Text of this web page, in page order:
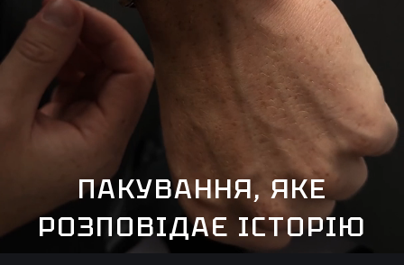
ПАКУВАННЯ, ЯКЕ
РОЗПОВІДАЄ ІСТОРІЮ